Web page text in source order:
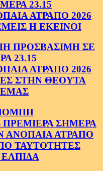
23.15
ΑΤΡΑΠΟ 2026
Η ΕΚΕΙΝΟΙ
ΠΡΟΣΒΑΣΙΜΗ ΣΕ
23.15
ΑΤΡΑΠΟ 2026
ΣΤΗΝ ΘΕΟΥΤΑ
ΕΜΑΣ
ΣΗΜΕΡΑ
ΑΝΟΠΑΙΑ ΑΤΡΑΠΟ
ΤΑΥΤΟΤΗΤΕΣ
ΕΛΠΙΔΑ